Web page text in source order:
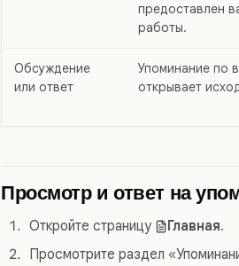
предоставлен
работы.
Обсуждение
или ответ
Упоминание по
открывает
Просмотр и ответ на
Откройте страницу Главная.
Просмотрите раздел